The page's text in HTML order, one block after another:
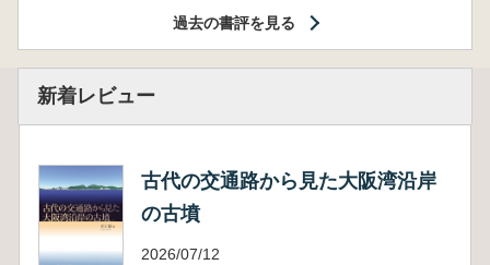
過去の書評を見る
新着レビュー
古代の交通路から見た大阪湾沿岸
の古墳
2026/07/12